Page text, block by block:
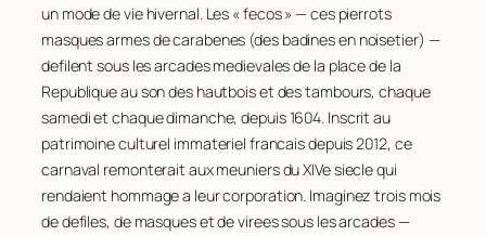
un mode de viehivernal. Les « fecos » — ces pierrots
masques armes de carabenes (des badines en noisetier) —
defilent sous les arcades medievales de la place de la
Republique au son des hautbois et des tambours, chaque
samedi et chaque dimanche, depuis 1604. Inscrit au
patrimoine culturel immateriel francais depuis 2012, ce
carnaval remonterait aux meuniers du XIVe siecle qui
rendaient hommage a leur corporation. Imaginez trois mois
de defiles, de masques et de virees sous les arcades —